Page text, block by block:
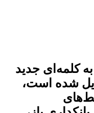
به کلمه‌ای جدید
شده است،